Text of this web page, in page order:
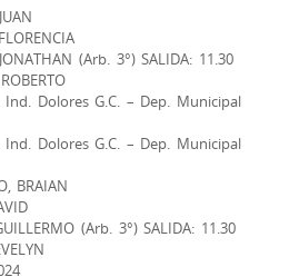
(Arb. 3°) SALIDA: 11.30
Ind. Dolores G.C. – Dep. Municipal
Ind. Dolores G.C. – Dep. Municipal
BRAIAN
(Arb. 3°) SALIDA: 11.30